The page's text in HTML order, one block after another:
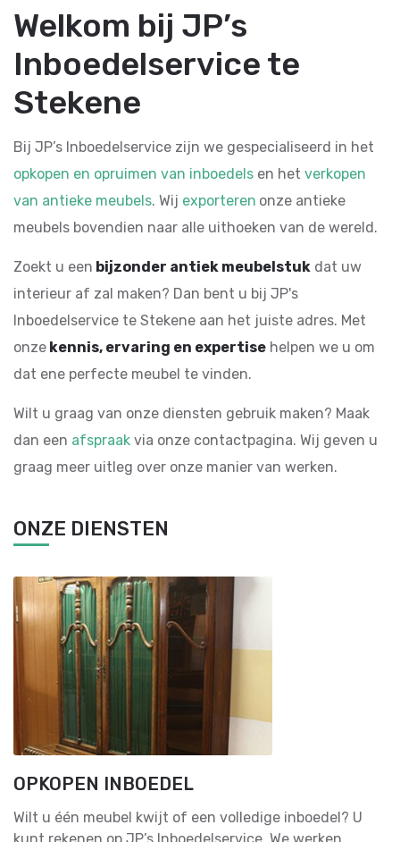
Welkom bij JP’s
Inboedelservice te
Stekene
Bij JP’s Inboedelservice zijn we gespecialiseerd in het
opkopen en opruimen van inboedels en het verkopen
van antieke meubels. Wij exporteren onze antieke
meubels bovendien naar alle uithoeken van de wereld.
Zoekt u een bijzonder antiek meubelstuk dat uw
interieur af zal maken? Dan bent u bij JP's
Inboedelservice te Stekene aan het juiste adres. Met
onze kennis, ervaring en expertise helpen we u om
dat ene perfecte meubel te vinden.
Wilt u graag van onze diensten gebruik maken? Maak
dan een afspraak via onze contactpagina. Wij geven u
graag meer uitleg over onze manier van werken.
ONZE DIENSTEN
OPKOPEN INBOEDEL
Wilt u één meubel kwijt of een volledige inboedel? U
kunt rekenen op JP’s Inboedelservice. We werken